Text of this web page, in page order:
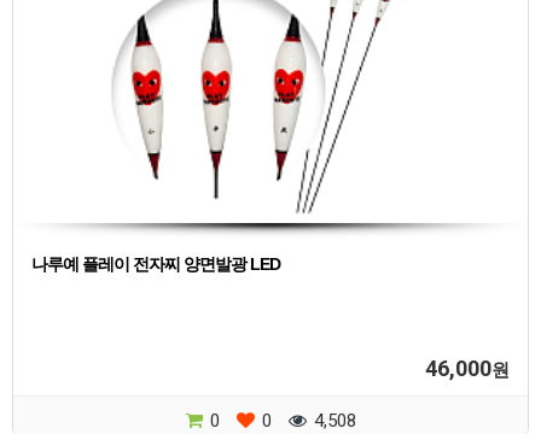
나루예 플레이 전자찌 양면발광 LED
46,000원
0 0 4,508